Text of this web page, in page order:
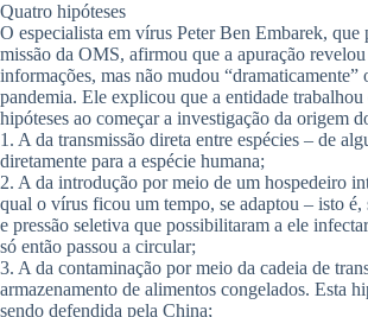
Quatro hipóteses
O especialista em vírus Peter Ben Embarek, que
missão da OMS, afirmou que a apuração
informações, mas não mudou “dramaticamente”
pandemia. Ele explicou que a entidade
hipóteses ao começar a investigação da origem
1. A da transmissão direta entre espécies – de
diretamente para a espécie humana;
2. A da introdução por meio de um hospedeiro
qual o vírus ficou um tempo, se adaptou – isto é,
e pressão seletiva que possibilitaram a ele
só então passou a circular;
3. A da contaminação por meio da cadeia de
armazenamento de alimentos congelados. Esta
sendo defendida pela China;